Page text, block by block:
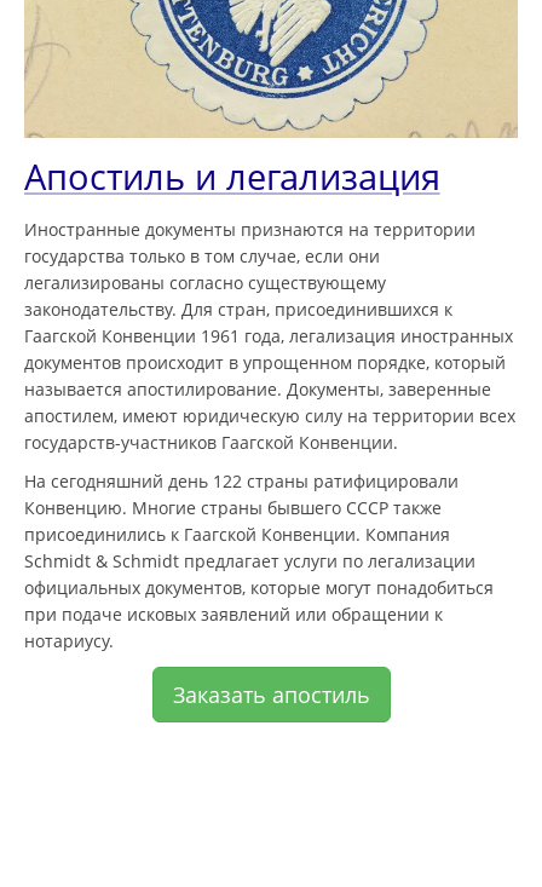
Апостиль и легализация
Иностранные документы признаются на территории
государства только в том случае, если они
легализированы согласно существующему
законодательству. Для стран, присоединившихся к
Гаагской Конвенции 1961 года, легализация иностранных
документов происходит в упрощенном порядке, который
называется апостилирование. Документы, заверенные
апостилем, имеют юридическую силу на территории всех
государств-участников Гаагской Конвенции.
На сегодняшний день 122 страны ратифицировали
Конвенцию. Многие страны бывшего СССР также
присоединились к Гаагской Конвенции. Компания
Schmidt & Schmidt предлагает услуги по легализации
официальных документов, которые могут понадобиться
при подаче исковых заявлений или обращении к
нотариусу.
Заказать апостиль